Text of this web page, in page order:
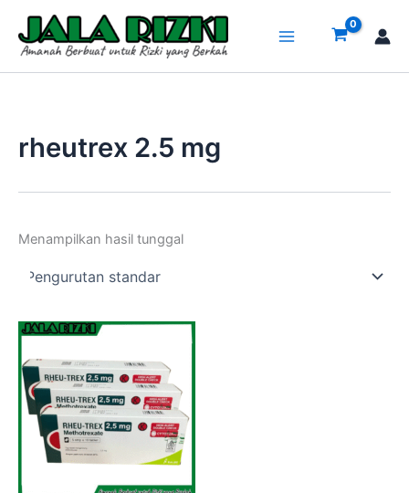
konten
rheutrex 2.5 mg
Menampilkan hasil tunggal